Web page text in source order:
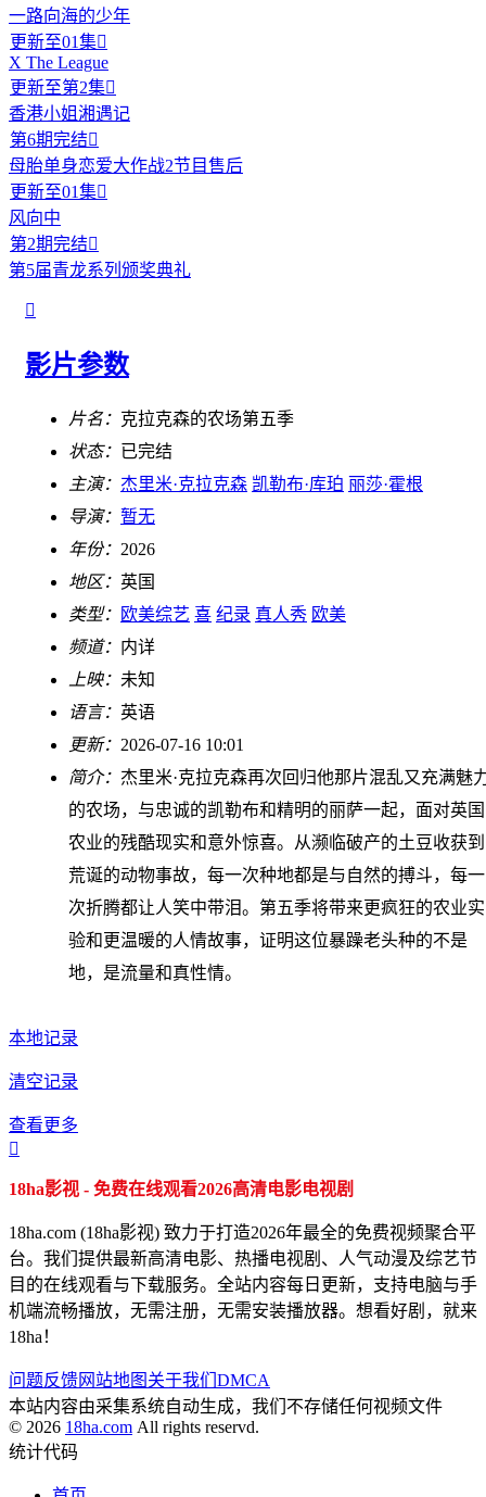
一路向海的少年
更新至01集
X The League
更新至第2集
香港小姐湘遇记
第6期完结
母胎单身恋爱大作战2节目售后
更新至01集
风向中
第2期完结
第5届青龙系列颁奖典礼

影片参数
片名： 克拉克森的农场第五季
状态： 已完结
主演： 杰里米·克拉克森 凯勒布·库珀 丽莎·霍根
导演： 暂无
年份： 2026
地区： 英国
类型： 欧美综艺 喜 纪录 真人秀 欧美
频道： 内详
上映： 未知
语言： 英语
更新： 2026-07-16 10:01
简介： 杰里米·克拉克森再次回归他那片混乱又充满魅
的农场，与忠诚的凯勒布和精明的丽萨一起，面对英国
农业的残酷现实和意外惊喜。从濒临破产的土豆收获到
荒诞的动物事故，每一次种地都是与自然的搏斗，每一
次折腾都让人笑中带泪。第五季将带来更疯狂的农业实
验和更温暖的人情故事，证明这位暴躁老头种的不是
地，是流量和真性情。
本地记录
清空记录
查看更多

18ha影视 - 免费在线观看2026高清电影电视剧
18ha.com (18ha影视) 致力于打造2026年最全的免费视频聚合平
台。我们提供最新高清电影、热播电视剧、人气动漫及综艺节
目的在线观看与下载服务。全站内容每日更新，支持电脑与手
机端流畅播放，无需注册，无需安装播放器。想看好剧，就来
18ha！
问题反馈网站地图 关于我们 DMCA
本站内容由采集系统自动生成，我们不存储任何视频文件
© 2026 18ha.com All rights reservd.
统计代码